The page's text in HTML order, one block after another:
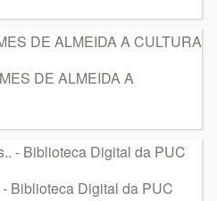
DE ALMEIDA A
Biblioteca Digital da PUC